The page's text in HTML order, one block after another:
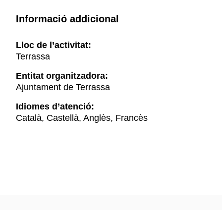
Informació addicional
Lloc de l’activitat:
Terrassa
Entitat organitzadora:
Ajuntament de Terrassa
Idiomes d’atenció:
Català, Castellà, Anglès, Francès